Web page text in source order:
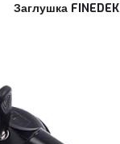
Заглушка FINEDEK